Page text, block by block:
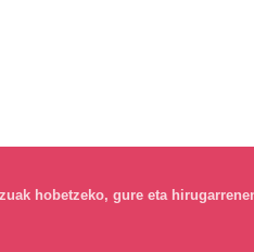
hobetzeko, gure eta